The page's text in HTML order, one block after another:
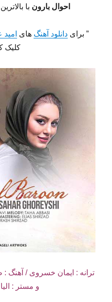
احوال بارون با
” برایدانلود آهنگ های
کلیک
ترانه : ایمان خسروی / آهنگ
و مستر :